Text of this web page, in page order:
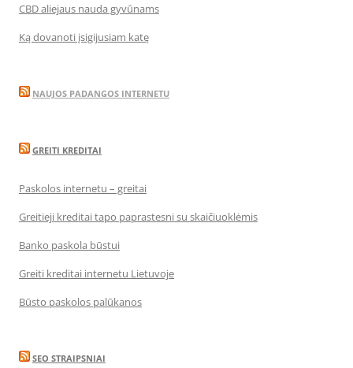
CBD aliejaus nauda gyvūnams
Ką dovanoti įsigijusiam katę
NAUJOS PADANGOS INTERNETU
GREITI KREDITAI
Paskolos internetu – greitai
Greitieji kreditai tapo paprastesni su skaičiuoklėmis
Banko paskola būstui
Greiti kreditai internetu Lietuvoje
Būsto paskolos palūkanos
SEO STRAIPSNIAI